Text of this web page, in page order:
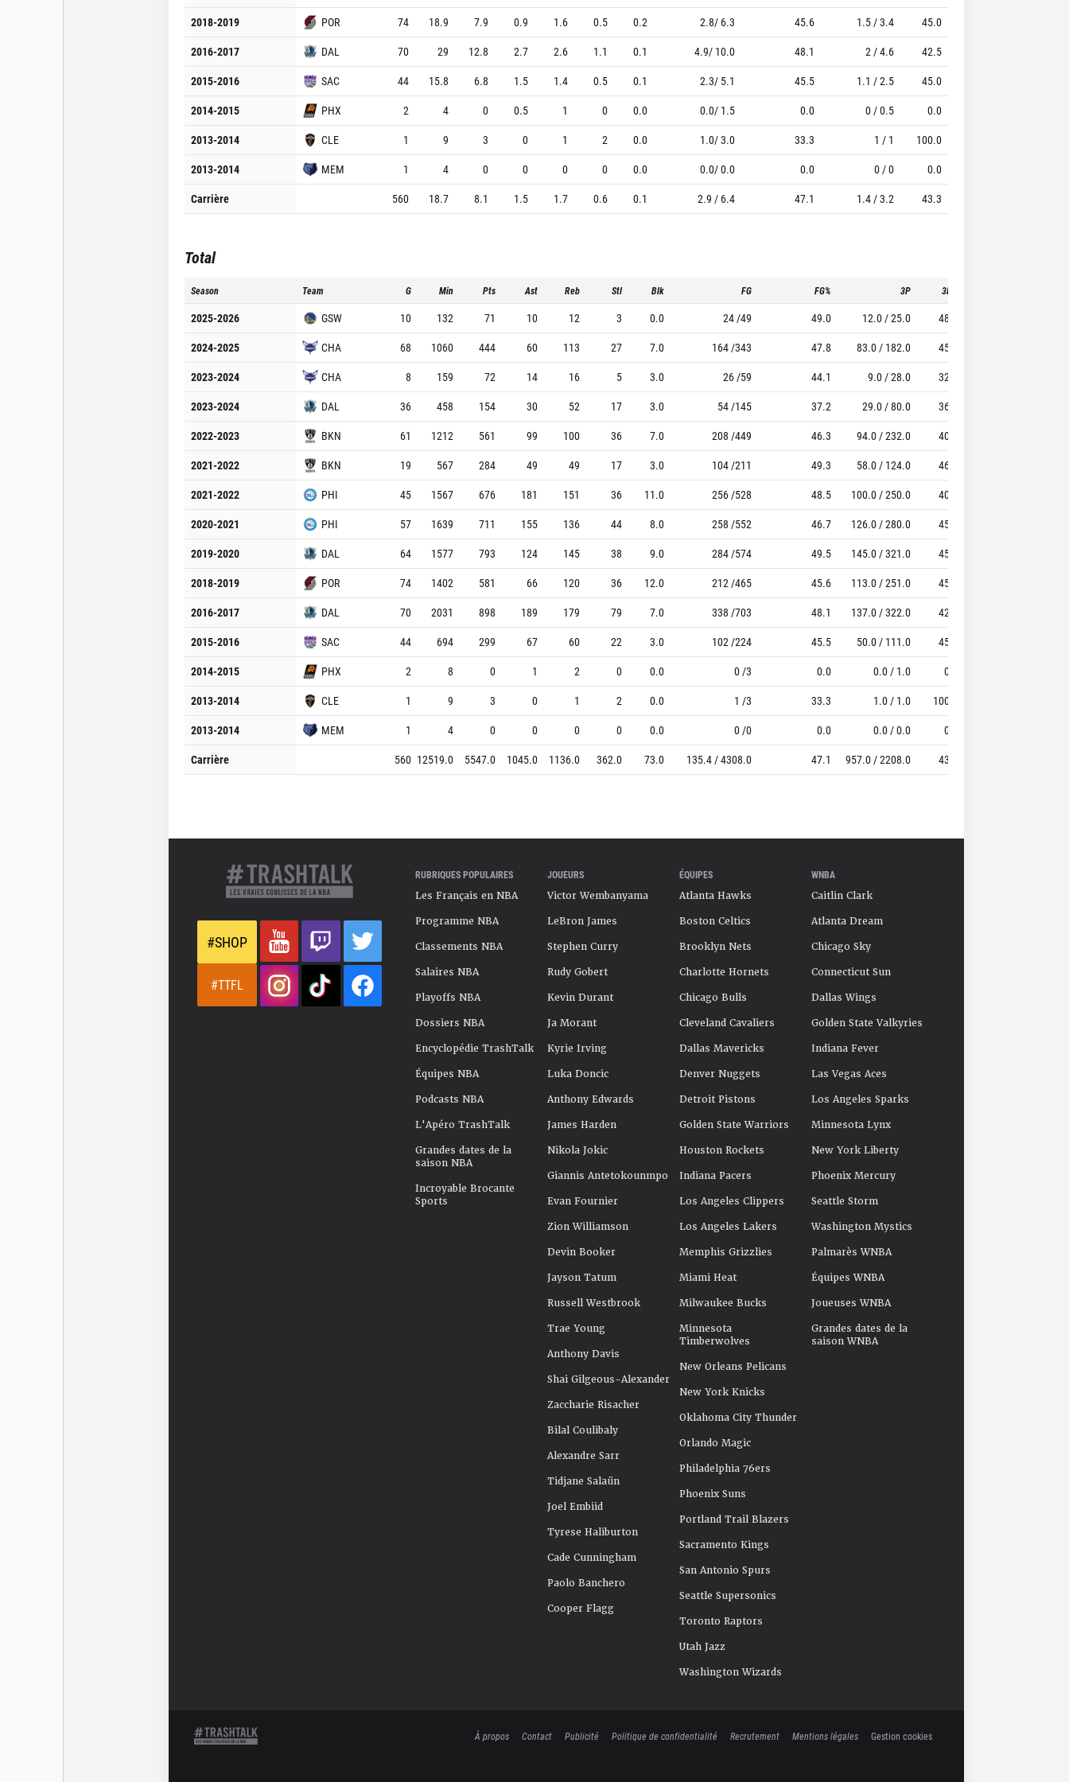
2018-2019
POR 74 18.9 7.9 0.9 1.6 0.5 0.2 2.8/ 6.3 45.6 1.5 / 3.4 45.0
2016-2017
DAL 70 29 12.8 2.7 2.6 1.1 0.1 4.9/ 10.0 48.1 2 / 4.6 42.5
2015-2016
SAC 44 15.8 6.8 1.5 1.4 0.5 0.1 2.3/ 5.1 45.5 1.1 / 2.5 45.0
2014-2015
PHX 2 4 0 0.5 1 0 0.0 0.0/ 1.5 0.0 0 / 0.5 0.0
2013-2014
CLE 1 9 3 0 1 2 0.0 1.0/ 3.0 33.3 1 / 1 100.0
2013-2014
MEM 1 4 0 0 0 0 0.0 0.0/ 0.0 0.0 0 / 0 0.0
Carrière
560 18.7 8.1 1.5 1.7 0.6 0.1 2.9 / 6.4 47.1 1.4 / 3.2 43.3
Total
Season Team G Min Pts Ast Reb Stl Blk FG FG% 3P 3P%
2025-2026 GSW 10 132 71 10 12 3 0.0 24 /49 49.0 12.0 / 25.0 48.0
2024-2025
CHA 68 1060 444 60 113 27 7.0 164 /343 47.8 83.0 / 182.0 45.6
2023-2024
CHA 8 159 72 14 16 5 3.0 26 /59 44.1 9.0 / 28.0 32.1
2023-2024
DAL 36 458 154 30 52 17 3.0 54 /145 37.2 29.0 / 80.0 36.3
2022-2023
BKN 61 1212 561 99 100 36 7.0 208 /449 46.3 94.0 / 232.0 40.5
2021-2022
BKN 19 567 284 49 49 17 3.0 104 /211 49.3 58.0 / 124.0 46.8
2021-2022
PHI 45 1567 676 181 151 36 11.0 256 /528 48.5 100.0 / 250.0 40.0
2020-2021
PHI 57 1639 711 155 136 44 8.0 258 /552 46.7 126.0 / 280.0 45.0
2019-2020
DAL 64 1577 793 124 145 38 9.0 284 /574 49.5 145.0 / 321.0 45.2
2018-2019
POR 74 1402 581 66 120 36 12.0 212 /465 45.6 113.0 / 251.0 45.0
2016-2017
DAL 70 2031 898 189 179 79 7.0 338 /703 48.1 137.0 / 322.0 42.5
2015-2016
SAC 44 694 299 67 60 22 3.0 102 /224 45.5 50.0 / 111.0 45.0
2014-2015
PHX 2 8 0 1 2 0 0.0 0 /3 0.0 0.0 / 1.0 0.0
2013-2014
CLE 1 9 3 0 1 2 0.0 1 /3 33.3 1.0 / 1.0 100.0
2013-2014
MEM 1 4 0 0 0 0 0.0 0 /0 0.0 0.0 / 0.0 0.0
Carrière
560 12519.0 5547.0 1045.0 1136.0 362.0 73.0 135.4 / 4308.0 47.1 957.0 / 2208.0 43.3
#SHOP
#TTFL
RUBRIQUES POPULAIRES
Les Français en NBA
Programme NBA
Classements NBA
Salaires NBA
Playoffs NBA
Dossiers NBA
Encyclopédie TrashTalk
Équipes NBA
Podcasts NBA
L'Apéro TrashTalk
Grandes dates de la
saison NBA
Incroyable Brocante
Sports
JOUEURS
Victor Wembanyama
LeBron James
Stephen Curry
Rudy Gobert
Kevin Durant
Ja Morant
Kyrie Irving
Luka Doncic
Anthony Edwards
James Harden
Nikola Jokic
Giannis Antetokounmpo
Evan Fournier
Zion Williamson
Devin Booker
Jayson Tatum
Russell Westbrook
Trae Young
Anthony Davis
Shai Gilgeous-Alexander
Zaccharie Risacher
Bilal Coulibaly
Alexandre Sarr
Tidjane Salaün
Joel Embiid
Tyrese Haliburton
Cade Cunningham
Paolo Banchero
Cooper Flagg
ÉQUIPES
Atlanta Hawks
Boston Celtics
Brooklyn Nets
Charlotte Hornets
Chicago Bulls
Cleveland Cavaliers
Dallas Mavericks
Denver Nuggets
Detroit Pistons
Golden State Warriors
Houston Rockets
Indiana Pacers
Los Angeles Clippers
Los Angeles Lakers
Memphis Grizzlies
Miami Heat
Milwaukee Bucks
Minnesota
Timberwolves
New Orleans Pelicans
New York Knicks
Oklahoma City Thunder
Orlando Magic
Philadelphia 76ers
Phoenix Suns
Portland Trail Blazers
Sacramento Kings
San Antonio Spurs
Seattle Supersonics
Toronto Raptors
Utah Jazz
Washington Wizards
WNBA
Caitlin Clark
Atlanta Dream
Chicago Sky
Connecticut Sun
Dallas Wings
Golden State Valkyries
Indiana Fever
Las Vegas Aces
Los Angeles Sparks
Minnesota Lynx
New York Liberty
Phoenix Mercury
Seattle Storm
Washington Mystics
Palmarès WNBA
Équipes WNBA
Joueuses WNBA
Grandes dates de la
saison WNBA
À propos Contact Publicité Politique de confidentialité Recrutement Mentions légales Gestion cookies